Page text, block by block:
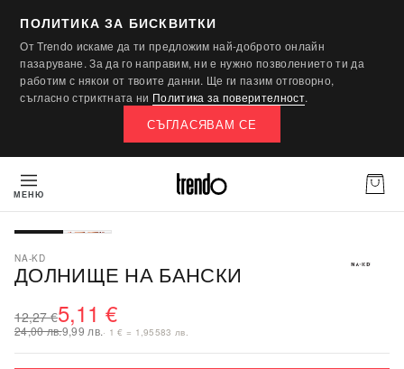
ПОЛИТИКА ЗА БИСКВИТКИ
От Trendo искаме да ти предложим най-доброто онлайн
пазаруване. За да го направим, ни е нужно позволението ти да
работим с някои от твоите данни. Ще ги пазим отговорно,
съгласно стриктната ни Политика за поверителност.
СЪГЛАСЯВАМ СЕ
МЕНЮ
NA-KD
ДОЛНИЩЕ НА БАНСКИ
12,27 €5,11 €
24,00 лв.9,99 лв.· 1 € = 1,95583 лв.